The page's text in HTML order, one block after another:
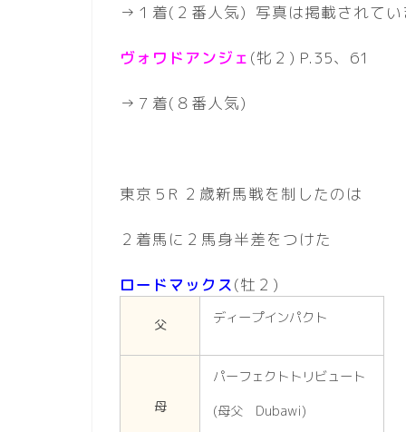
→１着(２番人気) 写真は掲載されてい
ヴォワドアンジェ (牝２) P.35、61
→７着(８番人気)
東京５R ２歳新馬戦を制したのは
２着馬に２馬身半差をつけた
ロードマックス(牡２)
父 ディープインパクト
母
パーフェクトトリビュート
(母父 Dubawi)